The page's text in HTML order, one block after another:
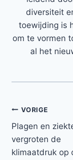
diversiteit
toewijding is
om te vormen
al het
Bericht
navigatie
VORIGE
Plagen en
vergroten de
klimaatdruk op